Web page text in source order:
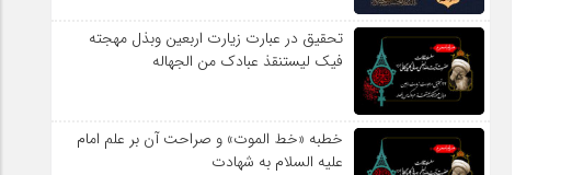
تحقیق در عبارت زیارت اربعین وبذل مهجته
فیک لیستنقذ عبادک من الجهاله
خطبه «خط الموت» و صراحت آن بر علم امام
علیه السلام به شهادت